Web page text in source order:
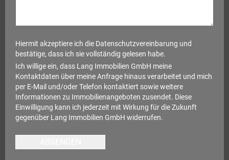
Hiermit akzeptiere ich die Datenschutzvereinbarung und
bestätige, dass ich sie vollständig gelesen habe.
Ich willige ein, dass Lang Immobilien GmbH meine
Kontaktdaten über meine Anfrage hinaus verarbeitet und mich
per E-Mail und/oder Telefon kontaktiert sowie weitere
Informationen zu Immobilienangeboten zusendet. Diese
Einwilligung kann ich jederzeit mit Wirkung für die Zukunft
gegenüber Lang Immobilien GmbH widerrufen.